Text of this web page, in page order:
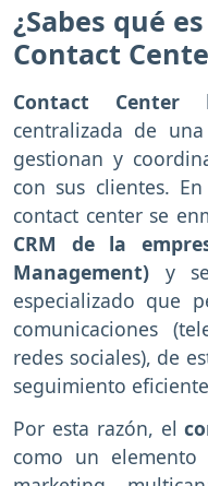
¿Sabes qué
Contact
Contact Center
centralizada de
gestionan y
con sus clientes.
contact center se
CRM de la
Management) y
especializado que
comunicaciones
redes sociales), de
seguimiento
Por esta razón, el
como un